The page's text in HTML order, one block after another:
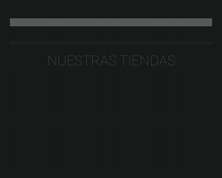
NUESTRAS TIENDAS